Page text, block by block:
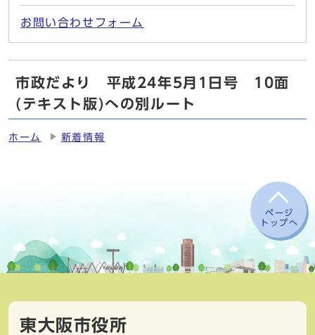
お問い合わせフォーム
市政だより 平成24年5月1日号 10面
(テキスト版)への別ルート
ホーム 新着情報
ページ
トップへ
東大阪市役所